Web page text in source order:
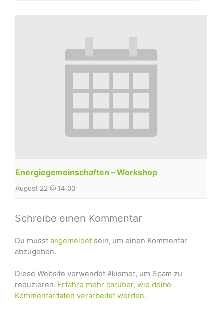
Energiegemeinschaften – Workshop
August 22 @ 14:00
Schreibe einen Kommentar
Du musst angemeldet sein, um einen Kommentar
abzugeben.
Diese Website verwendet Akismet, um Spam zu
reduzieren. Erfahre mehr darüber, wie deine
Kommentardaten verarbeitet werden.